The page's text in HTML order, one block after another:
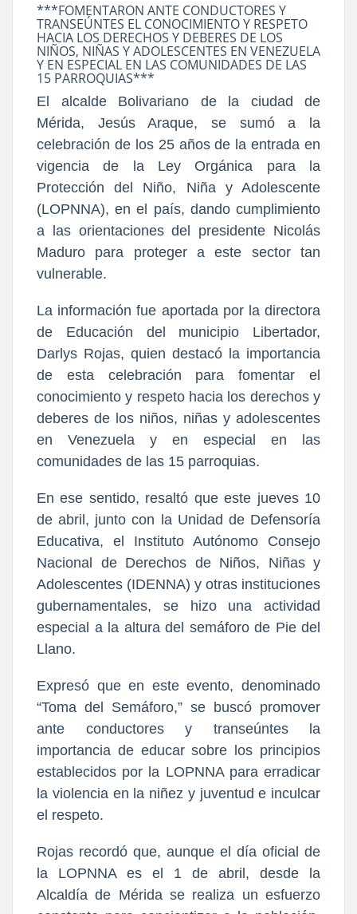
***FOMENTARON ANTE CONDUCTORES Y
TRANSEÚNTES EL CONOCIMIENTO Y RESPETO
HACIA LOS DERECHOS Y DEBERES DE LOS
NIÑOS, NIÑAS Y ADOLESCENTES EN VENEZUELA
Y EN ESPECIAL EN LAS COMUNIDADES DE LAS
15 PARROQUIAS***
El alcalde Bolivariano de la ciudad de
Mérida, Jesús Araque, se sumó a la
celebración de los 25 años de la entrada en
vigencia de la Ley Orgánica para la
Protección del Niño, Niña y Adolescente
(LOPNNA), en el país, dando cumplimiento
a las orientaciones del presidente Nicolás
Maduro para proteger a este sector tan
vulnerable.
La información fue aportada por la directora
de Educación del municipio Libertador,
Darlys Rojas, quien destacó la importancia
de esta celebración para fomentar el
conocimiento y respeto hacia los derechos y
deberes de los niños, niñas y adolescentes
en Venezuela y en especial en las
comunidades de las 15 parroquias.
En ese sentido, resaltó que este jueves 10
de abril, junto con la Unidad de Defensoría
Educativa, el Instituto Autónomo Consejo
Nacional de Derechos de Niños, Niñas y
Adolescentes (IDENNA) y otras instituciones
gubernamentales, se hizo una actividad
especial a la altura del semáforo de Pie del
Llano.
Expresó que en este evento, denominado
“Toma del Semáforo,” se buscó promover
ante conductores y transeúntes la
importancia de educar sobre los principios
establecidos por la LOPNNA para erradicar
la violencia en la niñez y juventud e inculcar
el respeto.
Rojas recordó que, aunque el día oficial de
la LOPNNA es el 1 de abril, desde la
Alcaldía de Mérida se realiza un esfuerzo